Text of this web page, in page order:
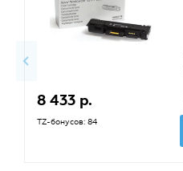
8 433 р.
TZ-бонусов: 84